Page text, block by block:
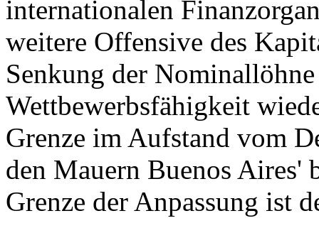
internationalen
weitere Offensive des
Senkung der
Wettbewerbsfähigkeit
Grenze im Aufstand vom
den Mauern Buenos Aires'
Grenze der Anpassung ist